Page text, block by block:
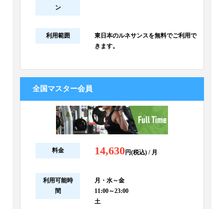
ン
利用範囲
東日本のルネサンスを無料でご利用で
きます。
全国マスター会員
料金 14,630円(税込) / 月
利用可能時
間
月・水～金
11:00～23:00
土